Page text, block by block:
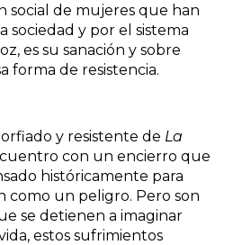
social de mujeres que han
sociedad y por el sistema
es su sanación y sobre
forma de resistencia.
y resistente de La
con un encierro que
históricamente para
como un peligro. Pero son
se detienen a imaginar
estos sufrimientos